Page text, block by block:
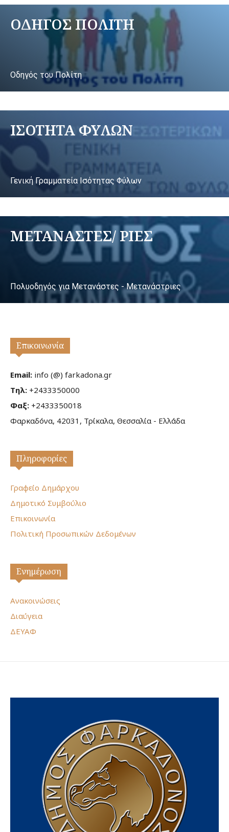
ΟΔΗΓΟΣ ΠΟΛΙΤΗ
Οδηγός του Πολίτη
ΙΣΟΤΗΤΑ ΦΥΛΩΝ
Γενική Γραμματεία Ισότητας Φύλων
ΜΕΤΑΝΑΣΤΕΣ/ ΡΙΕΣ
Πολυοδηγός για Μετανάστες - Μετανάστριες
Επικοινωνία
Email: info (@) farkadona.gr
Τηλ: +2433350000
Φαξ: +2433350018
Φαρκαδόνα, 42031, Τρίκαλα, Θεσσαλία - Ελλάδα
Πληροφορίες
Γραφείο Δημάρχου
Δημοτικό Συμβούλιο
Επικοινωνία
Πολιτική Προσωπικών Δεδομένων
Ενημέρωση
Ανακοινώσεις
Διαύγεια
ΔΕΥΑΦ